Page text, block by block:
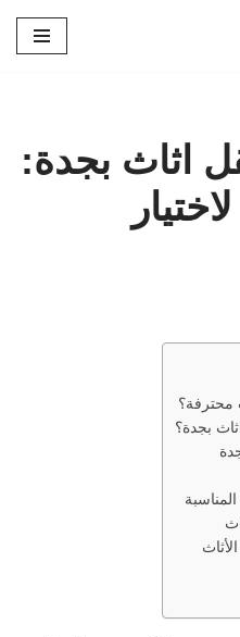
اثاث بجدة:
محترفة؟
بجدة؟